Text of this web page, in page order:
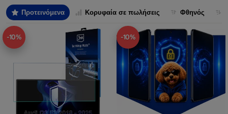
Προτεινόμενα Κορυφαία σε πωλήσεις Φθηνός
-10% -10%